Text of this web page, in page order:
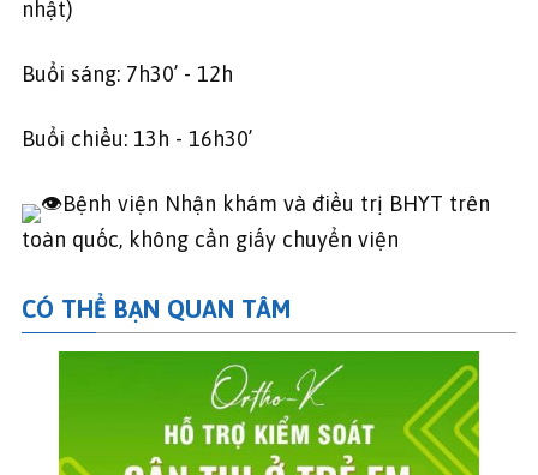
nhật)
Buổi sáng: 7h30’ - 12h
Buổi chiều: 13h - 16h30’
Bệnh viện Nhận khám và điều trị BHYT trên
toàn quốc, không cần giấy chuyển viện
CÓ THỂ BẠN QUAN TÂM